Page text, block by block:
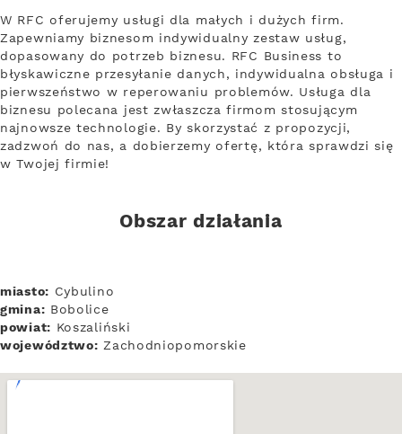
W RFC oferujemy usługi dla małych i dużych firm.
Zapewniamy biznesom indywidualny zestaw usług,
dopasowany do potrzeb biznesu. RFC Business to
błyskawiczne przesyłanie danych, indywidualna obsługa i
pierwszeństwo w reperowaniu problemów. Usługa dla
biznesu polecana jest zwłaszcza firmom stosującym
najnowsze technologie. By skorzystać z propozycji,
zadzwoń do nas, a dobierzemy ofertę, która sprawdzi się
w Twojej firmie!
Obszar działania
miasto: Cybulino
gmina: Bobolice
powiat: Koszaliński
województwo: Zachodniopomorskie